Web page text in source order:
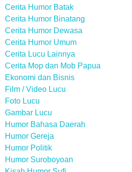
Cerita Humor Batak
Cerita Humor Binatang
Cerita Humor Dewasa
Cerita Humor Umum
Cerita Lucu Lainnya
Cerita Mop dan Mob Papua
Ekonomi dan Bisnis
Film / Video Lucu
Foto Lucu
Gambar Lucu
Humor Bahasa Daerah
Humor Gereja
Humor Politik
Humor Suroboyoan